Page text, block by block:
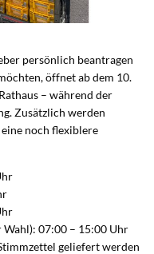
persönlich beantragen
öffnet ab dem 10.
– während der
Zusätzlich werden
noch flexiblere
Wahl): 07:00 – 15:00 Uhr
geliefert werden